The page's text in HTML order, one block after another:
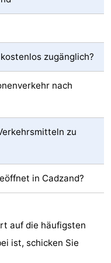
zugänglich?
nach
zu
in Cadzand?
auf die häufigsten
ist, schicken Sie